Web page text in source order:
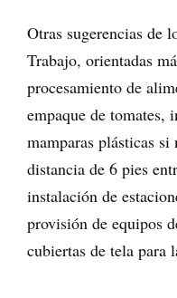
Otras sugerencias de
Trabajo, orientadas
procesamiento de
empaque de tomates,
mamparas plásticas si
distancia de 6 pies
instalación de
provisión de equipos
cubiertas de tela para